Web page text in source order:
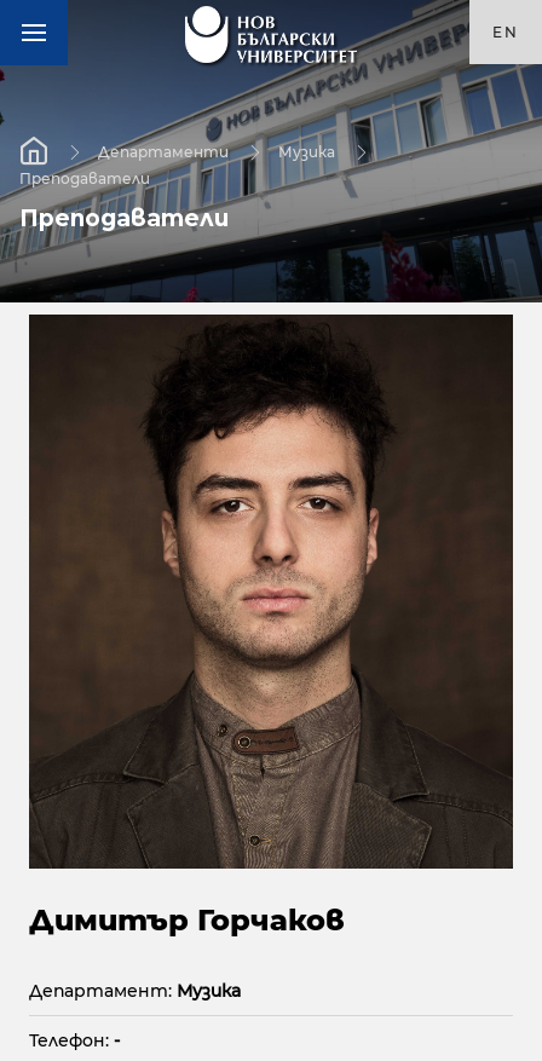
EN
Департаменти
Музика
Преподаватели
Преподаватели
Димитър Горчаков
Департамент: Музика
Телефон: -